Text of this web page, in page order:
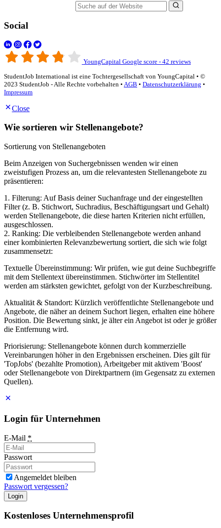
Social
YoungCapital Google score - 42 reviews
StudentJob International ist eine Tochtergesellschaft von YoungCapital • ©
2023 StudentJob - Alle Rechte vorbehalten • AGB • Datenschutzerklärung •
Impressum
Close
Wie sortieren wir Stellenangebote?
Sortierung von Stellenangeboten
Beim Anzeigen von Suchergebnissen wenden wir einen
zweistufigen Prozess an, um die relevantesten Stellenangebote zu
präsentieren:
1. Filterung: Auf Basis deiner Suchanfrage und der eingestellten
Filter (z. B. Stichwort, Suchradius, Beschäftigungsart und Gehalt)
werden Stellenangebote, die diese harten Kriterien nicht erfüllen,
ausgeschlossen.
2. Ranking: Die verbleibenden Stellenangebote werden anhand
einer kombinierten Relevanzbewertung sortiert, die sich wie folgt
zusammensetzt:
Textuelle Übereinstimmung: Wir prüfen, wie gut deine Suchbegriffe
mit dem Stellentext übereinstimmen. Stichwörter im Stellentitel
werden am stärksten gewichtet, gefolgt von der Kurzbeschreibung.
Aktualität & Standort: Kürzlich veröffentlichte Stellenangebote und
Angebote, die näher an deinem Suchort liegen, erhalten eine höhere
Position. Die Bewertung sinkt, je älter ein Angebot ist oder je größer
die Entfernung wird.
Priorisierung: Stellenangebote können durch kommerzielle
Vereinbarungen höher in den Ergebnissen erscheinen. Dies gilt für
'TopJobs' (bezahlte Promotion), Arbeitgeber mit aktivem 'Boost'
oder Stellenangebote von Direktpartnern (im Gegensatz zu externen
Quellen).
Login für Unternehmen
E-Mail *
Passwort
Angemeldet bleiben
Passwort vergessen?
Login
Kostenloses Unternehmensprofil